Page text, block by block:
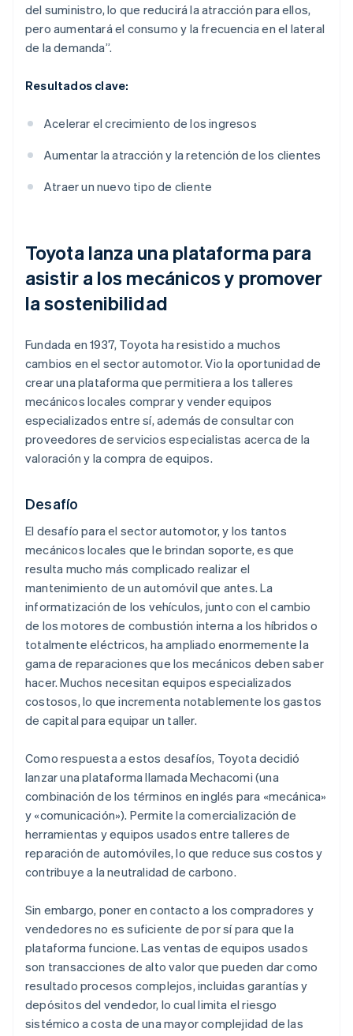
del suministro, lo que reducirá la atracción para ellos,
pero aumentará el consumo y la frecuencia en el lateral
de la demanda”.
Resultados clave:
Acelerar el crecimiento de los ingresos
Aumentar la atracción y la retención de los clientes
Atraer un nuevo tipo de cliente
Toyota lanza una plataforma para
asistir a los mecánicos y promover
la sostenibilidad
Fundada en 1937, Toyota ha resistido a muchos
cambios en el sector automotor. Vio la oportunidad de
crear una plataforma que permitiera a los talleres
mecánicos locales comprar y vender equipos
especializados entre sí, además de consultar con
proveedores de servicios especialistas acerca de la
valoración y la compra de equipos.
Desafío
El desafío para el sector automotor, y los tantos
mecánicos locales que le brindan soporte, es que
resulta mucho más complicado realizar el
mantenimiento de un automóvil que antes. La
informatización de los vehículos, junto con el cambio
de los motores de combustión interna a los híbridos o
totalmente eléctricos, ha ampliado enormemente la
gama de reparaciones que los mecánicos deben saber
hacer. Muchos necesitan equipos especializados
costosos, lo que incrementa notablemente los gastos
de capital para equipar un taller.
Como respuesta a estos desafíos, Toyota decidió
lanzar una plataforma llamada Mechacomi (una
combinación de los términos en inglés para «mecánica»
y «comunicación»). Permite la comercialización de
herramientas y equipos usados entre talleres de
reparación de automóviles, lo que reduce sus costos y
contribuye a la neutralidad de carbono.
Sin embargo, poner en contacto a los compradores y
vendedores no es suficiente de por sí para que la
plataforma funcione. Las ventas de equipos usados
son transacciones de alto valor que pueden dar como
resultado procesos complejos, incluidas garantías y
depósitos del vendedor, lo cual limita el riesgo
sistémico a costa de una mayor complejidad de las